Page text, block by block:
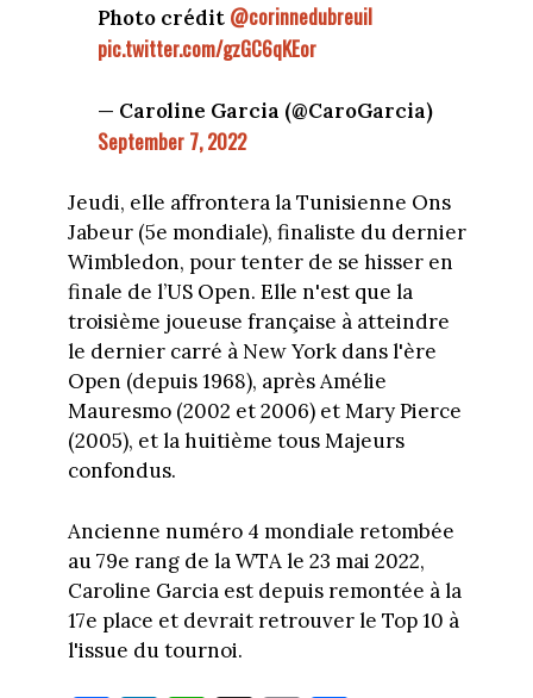
Photo crédit @corinnedubreuil
pic.twitter.com/gzGC6qKEor
— Caroline Garcia (@CaroGarcia)
September 7, 2022
Jeudi, elle affrontera la Tunisienne Ons
Jabeur (5e mondiale), finaliste du dernier
Wimbledon, pour tenter de se hisser en
finale de l’US Open. Elle n'est que la
troisième joueuse française à atteindre
le dernier carré à New York dans l'ère
Open (depuis 1968), après Amélie
Mauresmo (2002 et 2006) et Mary Pierce
(2005), et la huitième tous Majeurs
confondus.
Ancienne numéro 4 mondiale retombée
au 79e rang de la WTA le 23 mai 2022,
Caroline Garcia est depuis remontée à la
17e place et devrait retrouver le Top 10 à
l'issue du tournoi.